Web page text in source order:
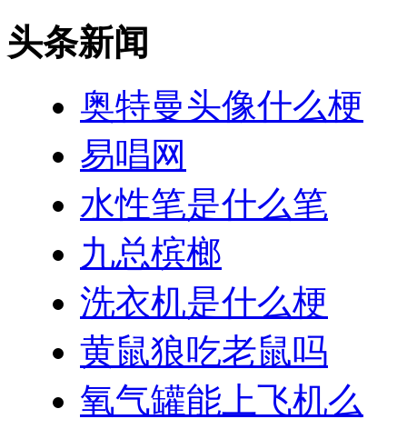
头条新闻
奥特曼头像什么梗
易唱网
水性笔是什么笔
九总槟榔
洗衣机是什么梗
黄鼠狼吃老鼠吗
氧气罐能上飞机么